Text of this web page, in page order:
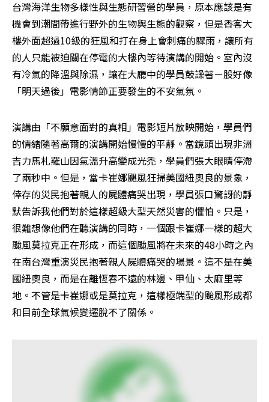
台灣海洋生物多樣性與生態研習營的學員，原本應該是有
機會到潮間帶進行野外的生物與生態的觀察，但是香客大
樓外面超過10級的狂風和打在身上會刺痛的驟雨，讓所有
的人只能被迫關在停電的大樓內等待演講的開始。室內沒
有冷氣的降溫與除濕，讓在大廳中的學員鼓譟著ㄧ股好像
「明天過後」電影情節正要發生的不安氣氛。
演講由「不願意面對的真相」電影短片放映開始，學員們
的情緒隨著高爾的演講開始慢慢的平靜。當鏡頭出現非洲
吉力馬札羅山因氣溫升高變成光禿，學員們張大眼睛停滯
了兩秒中。但是，當卡崔娜颶風狂掃美國紐奧良的景象，
倖存的災民抱著親人的屍體痛哭出現，學員張口驚訝的靜
默告訴我他們對於這樣超級大型天然災害的懼怕。只是，
很難想像他們在聽演講的同時，一個跟卡崔娜一樣的超大
颱風莫拉克正在形成，而這個颱風將在未來的48小時之內
在南台灣重演災民抱著親人屍體痛哭的場景。這不是在美
國紐奧良，而是在離恆春不遠的林邊、甲仙、太麻里等
地。不管是卡崔娜或是莫拉克，這樣極端型的颱風形成都
和目前全球氣候變遷脫不了關係。